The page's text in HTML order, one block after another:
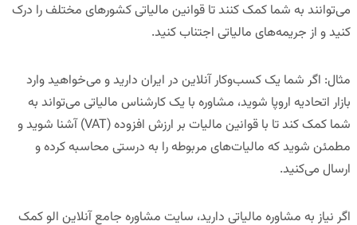
می‌توانند به شما کمک کنند تا قوانین مالیاتی کشورهای مختلف را درک
کنید و از جریمه‌های مالیاتی اجتناب کنید.
مثال: اگر شما یک کسب‌وکار آنلاین در ایران دارید و می‌خواهید وارد
بازار اتحادیه اروپا شوید، مشاوره با یک کارشناس مالیاتی می‌تواند به
شما کمک کند تا با قوانین مالیات بر ارزش افزوده(VAT)
آشنا شوید و
مطمئن شوید که مالیات‌های مربوطه را به درستی محاسبه کرده و
ارسال می‌کنید.
اگر نیاز به مشاوره مالیاتی دارید، سایت مشاوره جامع آنلاین الو کمک